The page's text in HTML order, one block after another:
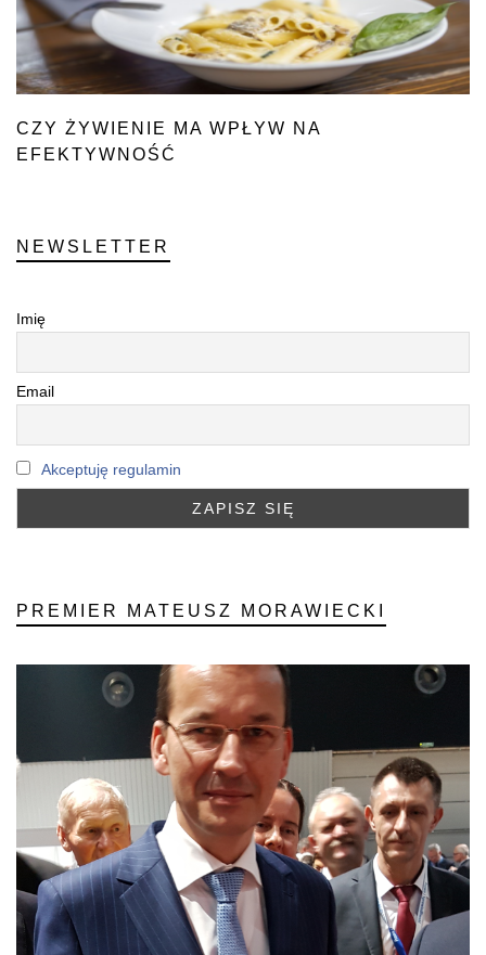
CZY ŻYWIENIE MA WPŁYW NA
EFEKTYWNOŚĆ
NEWSLETTER
Imię
Email
Akceptuję regulamin
PREMIER MATEUSZ MORAWIECKI